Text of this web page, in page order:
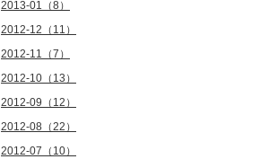
2013-01（8）
2012-12（11）
2012-11（7）
2012-10（13）
2012-09（12）
2012-08（22）
2012-07（10）